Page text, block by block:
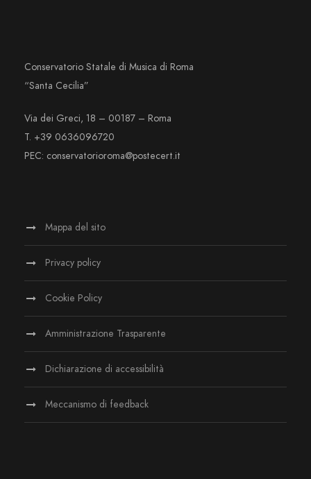
Conservatorio Statale di Musica di Roma
“Santa Cecilia”
Via dei Greci, 18 – 00187 – Roma
T. +39 0636096720
PEC: conservatorioroma@postecert.it
Mappa del sito
Privacy policy
Cookie Policy
Amministrazione Trasparente
Dichiarazione di accessibilità
Meccanismo di feedback